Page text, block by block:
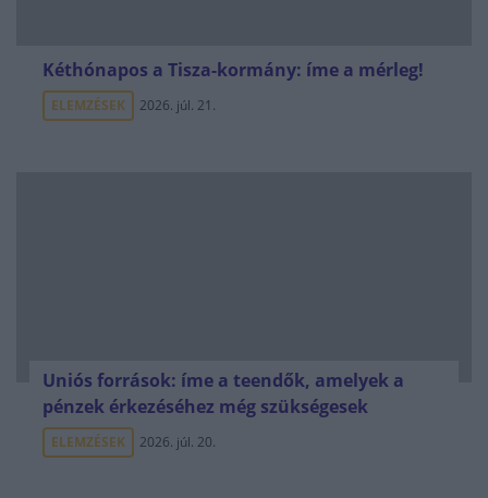
Kéthónapos a Tisza-kormány: íme a mérleg!
ELEMZÉSEK 2026. júl. 21.
Uniós források: íme a teendők, amelyek a
pénzek érkezéséhez még szükségesek
ELEMZÉSEK 2026. júl. 20.